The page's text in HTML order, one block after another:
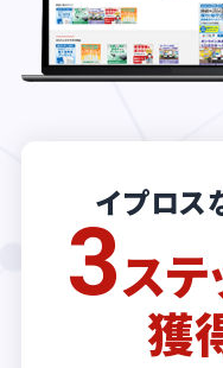
イプロス
3ステ
獲